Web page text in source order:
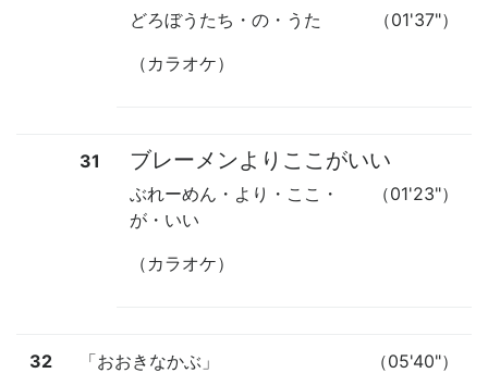
（01'37"）
どろぼうたち・の・うた
（カラオケ）
31 ブレーメンよりここがいい
（01'23"）
ぶれーめん・より・ここ・
が・いい
（カラオケ）
32
（05'40"）
「おおきなかぶ」